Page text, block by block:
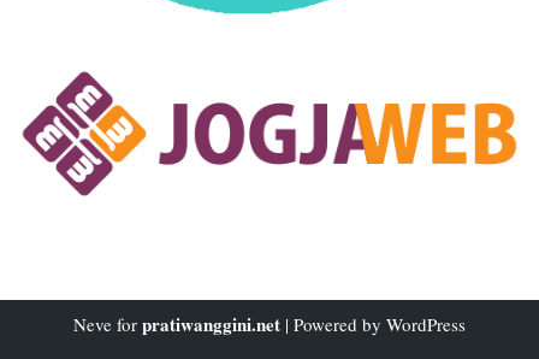
Neve for pratiwanggini.net | Powered by WordPress